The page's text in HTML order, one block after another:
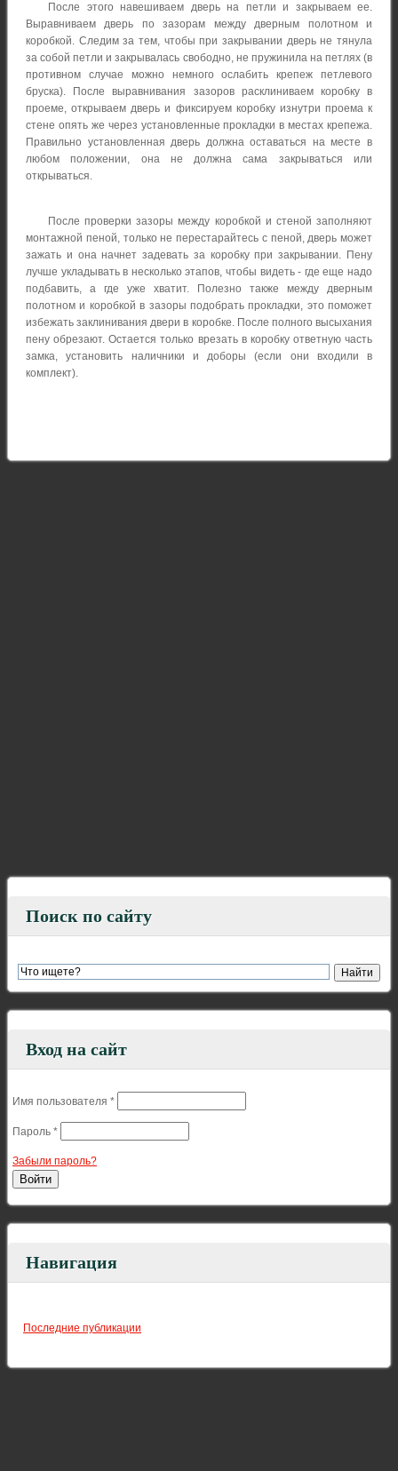
После этого навешиваем дверь на петли и закрываем ее.
Выравниваем дверь по зазорам между дверным полотном и
коробкой. Следим за тем, чтобы при закрывании дверь не тянула
за собой петли и закрывалась свободно, не пружинила на петлях (в
противном случае можно немного ослабить крепеж петлевого
бруска). После выравнивания зазоров расклиниваем коробку в
проеме, открываем дверь и фиксируем коробку изнутри проема к
стене опять же через установленные прокладки в местах крепежа.
Правильно установленная дверь должна оставаться на месте в
любом положении, она не должна сама закрываться или
открываться.
После проверки зазоры между коробкой и стеной заполняют
монтажной пеной, только не перестарайтесь с пеной, дверь может
зажать и она начнет задевать за коробку при закрывании. Пену
лучше укладывать в несколько этапов, чтобы видеть - где еще надо
подбавить, а где уже хватит. Полезно также между дверным
полотном и коробкой в зазоры подобрать прокладки, это поможет
избежать заклинивания двери в коробке. После полного высыхания
пену обрезают. Остается только врезать в коробку ответную часть
замка, установить наличники и доборы (если они входили в
комплект).
Поиск по сайту
Вход на сайт
Имя пользователя *
Пароль *
Забыли пароль?
Навигация
Последние публикации